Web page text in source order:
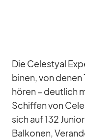
Die Ce­les­tyal
bi­nen, von
hö­ren – deut­lich
Schif­fen von
sich auf 132
Bal­ko­nen,